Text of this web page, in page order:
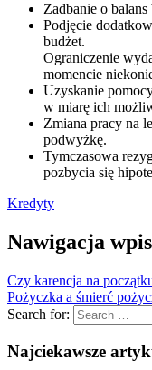
Zadbanie o
Podjęcie
budżet.
Ograniczenie
momencie
Uzyskanie
w miarę ich
Zmiana pracy na
podwyżkę.
Tymczasowa
pozbycia się
Kredyty
Nawigacja
Czy karencja na
Pożyczka a śmierć
Search for:
Najciekawsze